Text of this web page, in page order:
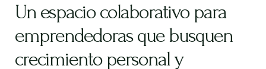
Un espacio colaborativo para
emprendedoras que busquen
crecimiento personal y